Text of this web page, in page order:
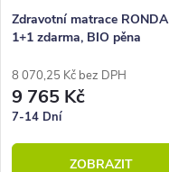
Zdravotní matrace RONDA
1+1 zdarma, BIO pěna
8 070,25 Kč bez DPH
9 765 Kč
7-14 Dní
ZOBRAZIT